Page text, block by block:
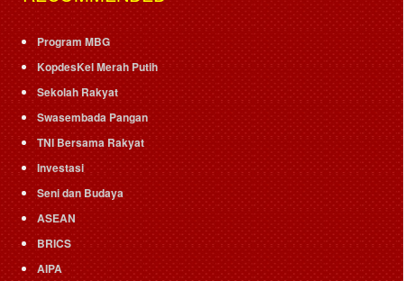
Program MBG
KopdesKel Merah Putih
Sekolah Rakyat
Swasembada Pangan
TNI Bersama Rakyat
Investasi
Seni dan Budaya
ASEAN
BRICS
AIPA